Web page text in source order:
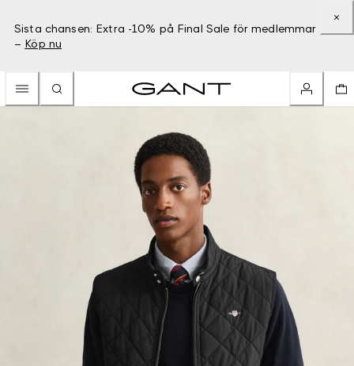
Sista chansen: Extra -10% på Final Sale för medlemmar
– Köp nu